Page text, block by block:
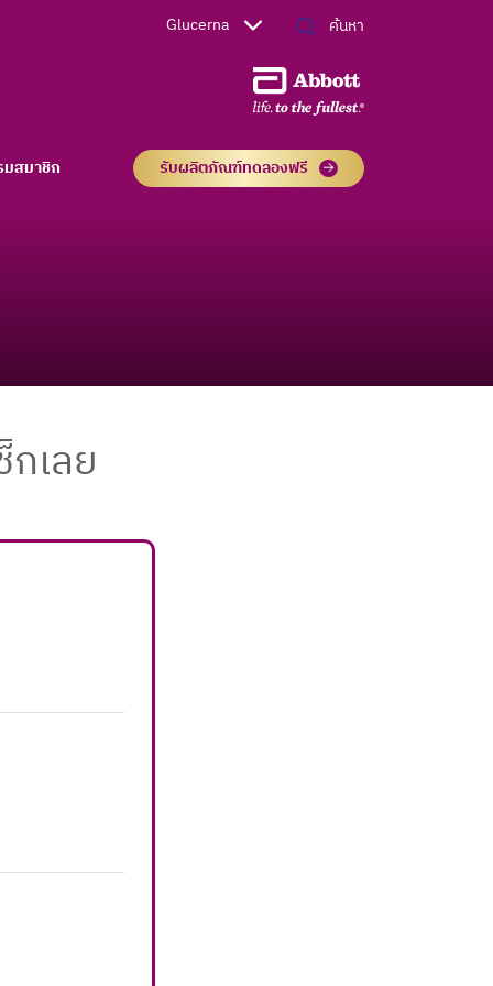
Glucerna
มสมาชิก รับผลิตภัณฑ์ทดลองฟรี
เลย